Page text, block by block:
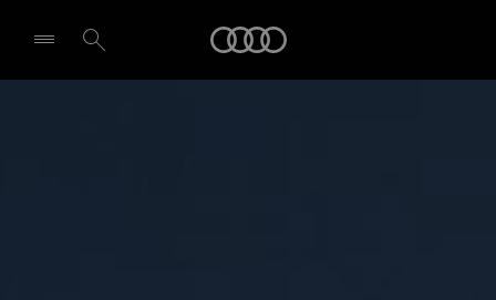
Pagrindiniai akcentai
Kainoraštis ir techninė informacija